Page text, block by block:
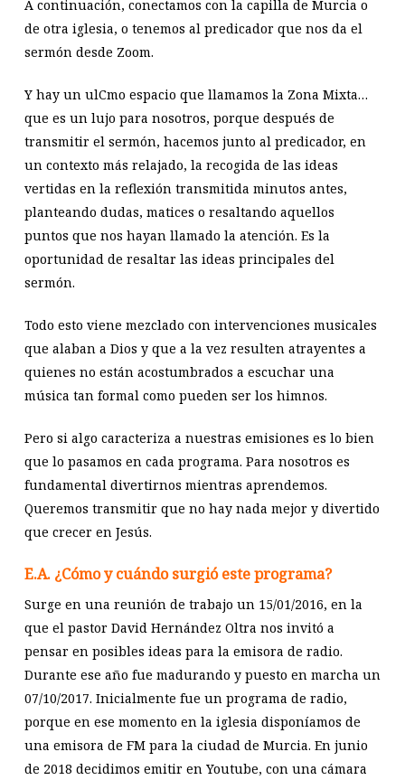
A continuación, conectamos con la capilla de Murcia o
de otra iglesia, o tenemos al predicador que nos da el
sermón desde Zoom.
Y hay un ulCmo espacio que llamamos la Zona Mixta…
que es un lujo para nosotros, porque después de
transmitir el sermón, hacemos junto al predicador, en
un contexto más relajado, la recogida de las ideas
vertidas en la reflexión transmitida minutos antes,
planteando dudas, matices o resaltando aquellos
puntos que nos hayan llamado la atención. Es la
oportunidad de resaltar las ideas principales del
sermón.
Todo esto viene mezclado con intervenciones musicales
que alaban a Dios y que a la vez resulten atrayentes a
quienes no están acostumbrados a escuchar una
música tan formal como pueden ser los himnos.
Pero si algo caracteriza a nuestras emisiones es lo bien
que lo pasamos en cada programa. Para nosotros es
fundamental divertirnos mientras aprendemos.
Queremos transmitir que no hay nada mejor y divertido
que crecer en Jesús.
E.A. ¿Cómo y cuándo surgió este programa?
Surge en una reunión de trabajo un 15/01/2016, en la
que el pastor David Hernández Oltra nos invitó a
pensar en posibles ideas para la emisora de radio.
Durante ese año fue madurando y puesto en marcha un
07/10/2017. Inicialmente fue un programa de radio,
porque en ese momento en la iglesia disponíamos de
una emisora de FM para la ciudad de Murcia. En junio
de 2018 decidimos emitir en Youtube, con una cámara